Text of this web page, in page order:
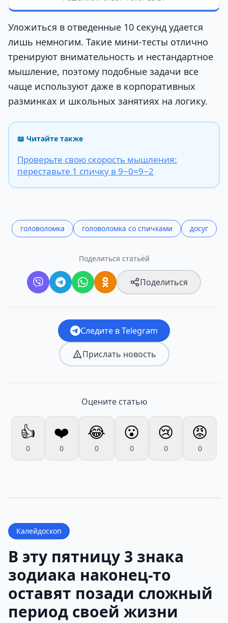
Уложиться в отведенные 10 секунд удается
лишь немногим. Такие мини-тесты отлично
тренируют внимательность и нестандартное
мышление, поэтому подобные задачи все
чаще используют даже в корпоративных
разминках и школьных занятиях на логику.
📖 Читайте также
Проверьте свою скорость мышления:
переставьте 1 спичку в 9−0=9−2
головоломка головоломка со спичками досуг
Поделиться статьёй
Поделиться
Следите в Telegram
Прислать новость
Оцените статью
👍
0
❤️
0
😂
0
😮
0
😢
0
😡
0
Калейдоскоп
В эту пятницу 3 знака
зодиака наконец-то
оставят позади сложный
период своей жизни